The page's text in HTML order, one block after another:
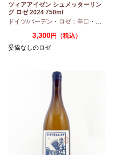
ツィアアイゼン シュメッターリン
グ ロゼ 2024 750ml
ドイツ/バーデン ・ ロゼ：辛口 ・ ピノノ
3,300円（税込）
妥協なしのロゼ